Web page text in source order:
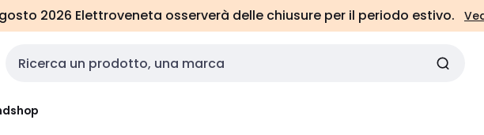
2026 Elettroveneta osserverà delle chiusure per il periodo estivo.
Cerca input